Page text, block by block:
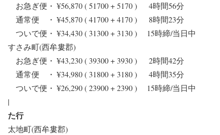
お急ぎ便・ ¥56,870 ( 51700 + 5170 ) 4時間56分
通常便 ・ ¥45,870 ( 41700 + 4170 ) 8時間23分
ついで便・ ¥34,430 ( 31300 + 3130 ) 15時締/当日中
すさみ町(西牟婁郡)
お急ぎ便・ ¥43,230 ( 39300 + 3930 ) 2時間42分
通常便 ・ ¥34,980 ( 31800 + 3180 ) 4時間35分
ついで便・ ¥26,290 ( 23900 + 2390 ) 15時締/当日中
|
た行
太地町(西牟婁郡)